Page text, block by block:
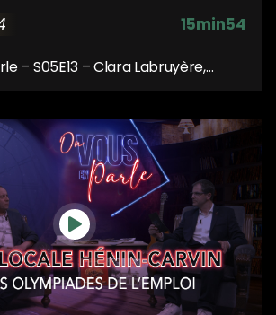
15min54
– S05E13 – Clara Labruyère,